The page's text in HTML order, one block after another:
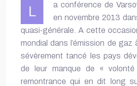
L
a conférence de
en novembre 2013
quasi-générale. A cette
mondial dans l’émission de
sévèrement tancé les pays
de leur manque de «
remontrance qui en dit long